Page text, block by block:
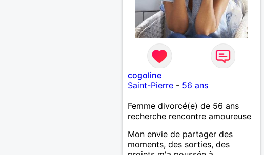
cogoline
Saint-Pierre- 56 ans
Femme divorcé(e) de 56 ans
recherche rencontre amoureuse
Mon envie de partager des
moments, des sorties, des